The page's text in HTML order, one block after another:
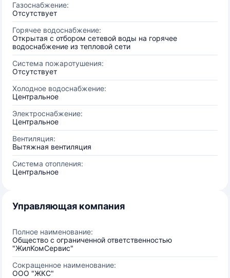
Газоснабжение:
Отсутствует
Горячее водоснабжение:
Открытая с отбором сетевой воды на горячее
водоснабжение из тепловой сети
Система пожаротушения:
Отсутствует
Холодное водоснабжение:
Центральное
Электроснабжение:
Центральное
Вентиляция:
Вытяжная вентиляция
Система отопления:
Центральное
Управляющая компания
Полное наименование:
Общество с ограниченной ответственностью
"ЖилКомСервис"
Сокращенное наименование:
ООО "ЖКС"